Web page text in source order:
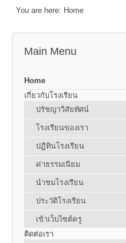
You are here: Home
Main Menu
Home
เกี่ยวกับโรงเรียน
ปรัชญาวิสัยทัศน์
โรงเรียนของเรา
ปฏิทินโรงเรียน
ค่าธรรมเนียม
นำชมโรงเรียน
ประวัติโรงเรียน
เข้าเว็บไซต์ครู
ติดต่อเรา